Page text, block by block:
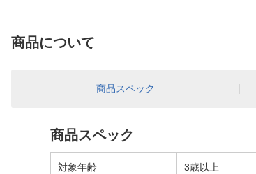
商品について
商品スペック
商品スペック
対象年齢 3歳以上